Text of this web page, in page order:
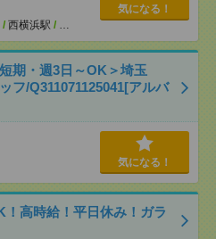
/ 西横浜駅 / …
気になる！
期・週3日～OK＞埼玉
フ/Q311071125041[アルバ
気になる！
高時給！平日休み！ガラ